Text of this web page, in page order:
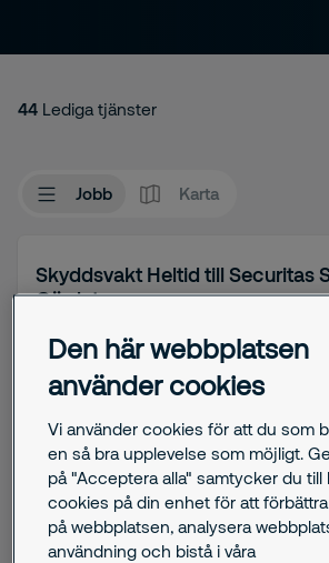
44 Lediga tjänster
Jobb Karta
Skyddsvakt Heltid till Securitas
Gärdet
Heltid
Visa tjänst
Den här webbplatsen
använder cookies
Vi använder cookies för att du som
en så bra upplevelse som möjligt.
på "Acceptera alla" samtycker du till
cookies på din enhet för att
på webbplatsen, analysera
användning och bistå i våra